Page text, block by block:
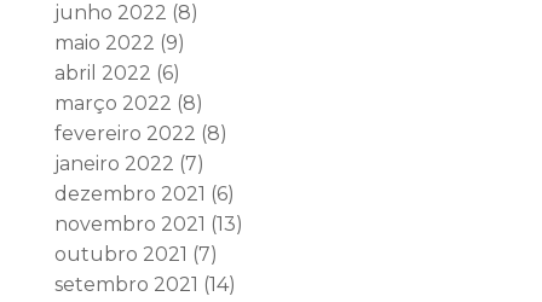
junho 2022 (8)
maio 2022 (9)
abril 2022 (6)
março 2022 (8)
fevereiro 2022 (8)
janeiro 2022 (7)
dezembro 2021 (6)
novembro 2021 (13)
outubro 2021 (7)
setembro 2021 (14)